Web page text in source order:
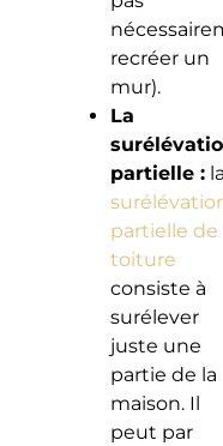
recréer un
mur).
La
partielle :la
partielle de
toiture
consiste à
surélever
juste une
partie de la
maison. Il
peut par